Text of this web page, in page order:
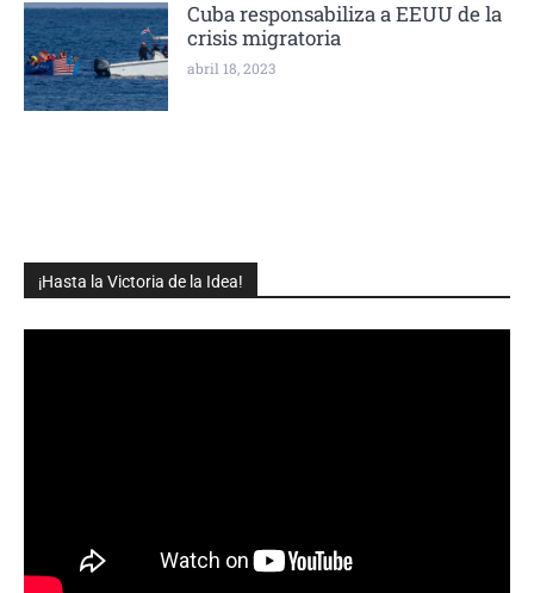
¡Hasta la Victoria de la Idea!
Cuba responsabiliza a EEUU de la
crisis migratoria
abril 18, 2023